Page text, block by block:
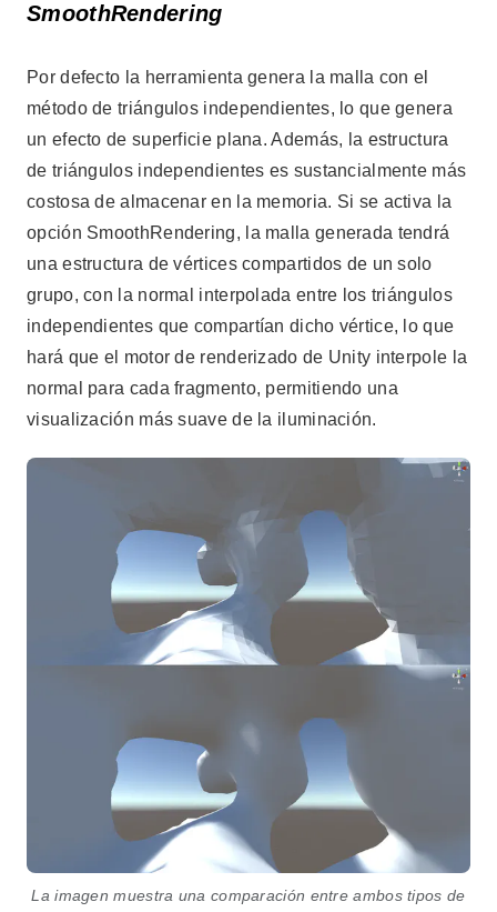
SmoothRendering
Por defecto la herramienta genera la malla con el
método de triángulos independientes, lo que genera
un efecto de superficie plana. Además, la estructura
de triángulos independientes es sustancialmente más
costosa de almacenar en la memoria. Si se activa la
opción SmoothRendering, la malla generada tendrá
una estructura de vértices compartidos de un solo
grupo, con la normal interpolada entre los triángulos
independientes que compartían dicho vértice, lo que
hará que el motor de renderizado de Unity interpole la
normal para cada fragmento, permitiendo una
visualización más suave de la iluminación.
La imagen muestra una comparación entre ambos tipos de